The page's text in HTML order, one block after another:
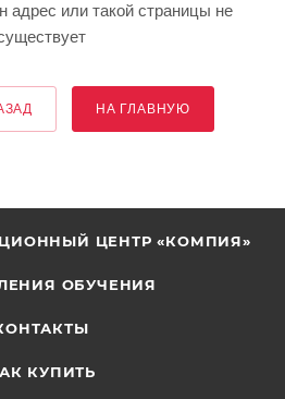
адрес или такой страницы не
НА ГЛАВНУЮ
ЦЕНТР «КОМПИЯ»
ОБУЧЕНИЯ
КУПИТЬ